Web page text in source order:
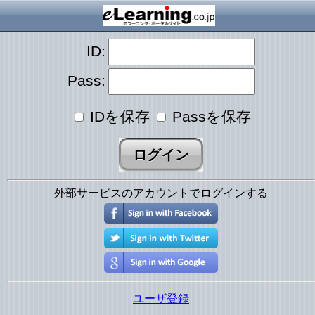
ID:
Pass:
IDを保存 Passを保存
外部サービスのアカウントでログインする
ユーザ登録